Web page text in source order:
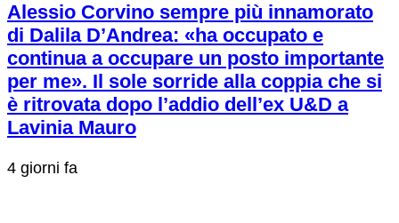
Alessio Corvino sempre più innamorato
di Dalila D’Andrea: «ha occupato e
continua a occupare un posto importante
per me». Il sole sorride alla coppia che si
è ritrovata dopo l’addio dell’ex U&D a
Lavinia Mauro
4 giorni fa